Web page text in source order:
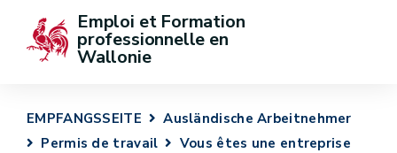
Emploi et Formation
professionnelle en
Wallonie
EMPFANGSSEITE
Ausländische Arbeitnehmer
Permis de travail
Vous êtes une entreprise